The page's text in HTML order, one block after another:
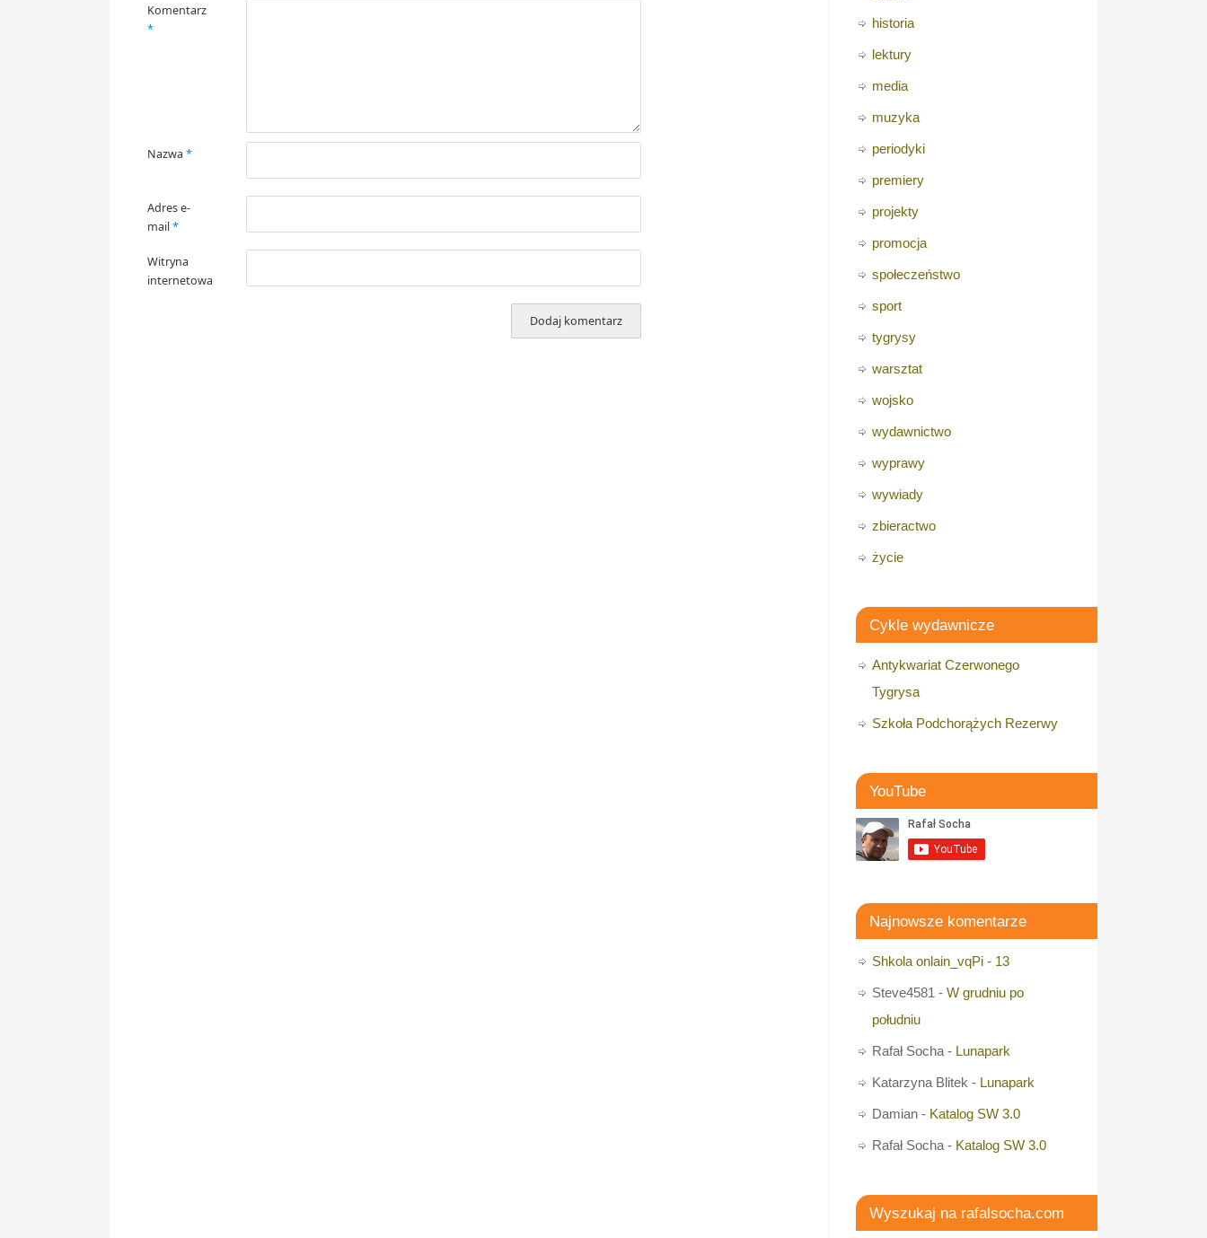
Komentarz
*
Nazwa *
Adres e-
mail*
Witryna
internetowa
historia
lektury
media
muzyka
periodyki
premiery
projekty
promocja
społeczeństwo
sport
tygrysy
warsztat
wojsko
wydawnictwo
wyprawy
wywiady
zbieractwo
życie
Cykle wydawnicze
Antykwariat Czerwonego
Tygrysa
Szkoła Podchorążych Rezerwy
YouTube
Najnowsze komentarze
Shkola onlain_vqPi - 13
Steve4581 - W grudniu po
południu
Rafał Socha - Lunapark
Katarzyna Blitek - Lunapark
Damian - Katalog SW 3.0
Rafał Socha - Katalog SW 3.0
Wyszukaj na rafalsocha.com